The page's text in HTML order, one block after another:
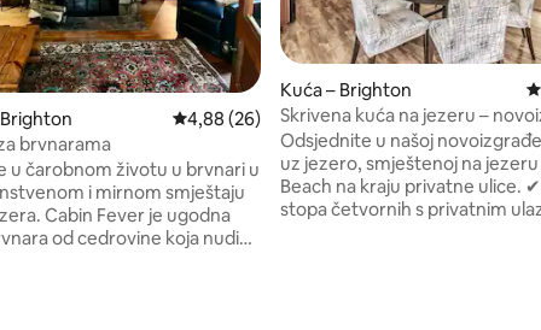
recenzija: 219
Prosječna ocjena: 4,88/5, recenzija: 26
4,88 (26)
brvnarama
u čarobnom životu u brvnari u
i mirnom smještaju
Cabin Fever je ugodna
od cedrovine koja nudi
Kuća – Brighton
Skrivena kuća na jezeru –
– privatna plaža – brz Wi-Fi!
Odsjednite u našoj
uz jezero, smještenoj na
Beach na kraju privatne ulice. ✔ 1100
stopa četvornih s privatnim